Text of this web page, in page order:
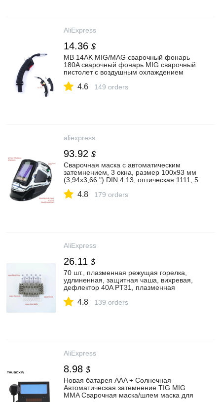
AliExpress
14.36 $
MB 14AK MIG/MAG сварочный фонарь
180A сварочный фонарь MIG сварочный
пистолет с воздушным охлаждением
фонарь|Сварочные горелки| |
4.6 149 orders
aliexpress
93.92 $
Сварочная маска с автоматическим
затемнением, 3 окна, размер 100x93 мм
(3,94x3,66 ") DIN 4 13, оптическая 1111, 5
Сварочные шлемы| | АлиЭкспресс
4.8 179 orders
AliExpress
26.11 $
70 шт., плазменная режущая горелка,
удлиненная, защитная чаша, вихревая,
дефлектор 40A PT31, плазменная
Сварочные сопла| | АлиЭкспресс
4.8 139 orders
AliExpress
8.98 $
Новая батарея AAA + Солнечная
Автоматическая затемнение TIG MIG
MMA Сварочная маска/шлем маска для